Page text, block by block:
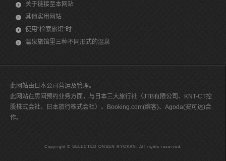
关于链接至本网站
其他实用网站
使用“检索旅馆”时
温泉旅馆里三种不同形式的温泉
此网站由日本公司营运及管理。
此网站在房间预约业务方面，与日本三大旅行社（JTB有限公司、KNT-CT控
股株式会社、日本旅行株式会社）、Booking.com(缤客)、Agoda(安可达)合
作。
Copyright © SELECTED ONSEN RYOKAN, All rights reserved.